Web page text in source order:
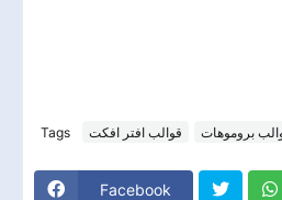
Tags قوالب افتر افكت بروموهات
Facebook